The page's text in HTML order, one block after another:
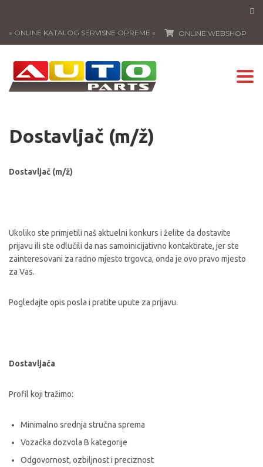
ONLINE WEBSHOP
» ONLINE KATALOG SERVISNE OPREME «
Dostavljač (m/ž)
Dostavljač (m/ž)
Ukoliko ste primjetili naš aktuelni konkurs i želite da dostavite
prijavu ili ste odlučili da nas samoinicijativno kontaktirate, jer ste
zainteresovani za radno mjesto trgovca, onda je ovo pravo mjesto
za Vas.
Pogledajte opis posla i pratite upute za prijavu.
Dostavljača
Profil koji tražimo:
Minimalno srednja stručna sprema
Vozačka dozvola B kategorije
Odgovornost, ozbiljnost i preciznost